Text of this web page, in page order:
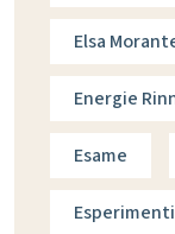
Elsa
Energie
Esame
Esperimenti